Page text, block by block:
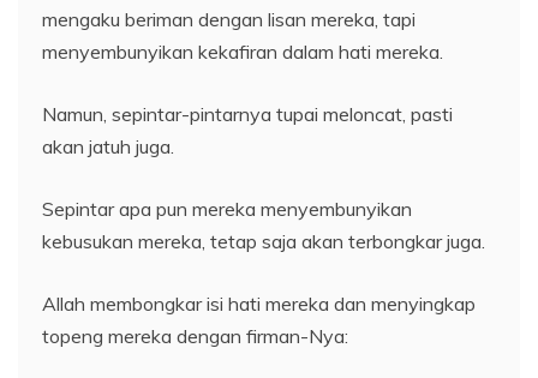
mengaku beriman dengan lisan mereka, tapi
menyembunyikan kekafiran dalam hati mereka.
Namun, sepintar-pintarnya tupai meloncat, pasti
akan jatuh juga.
Sepintar apa pun mereka menyembunyikan
kebusukan mereka, tetap saja akan terbongkar juga.
Allah membongkar isi hati mereka dan menyingkap
topeng mereka dengan firman-Nya: